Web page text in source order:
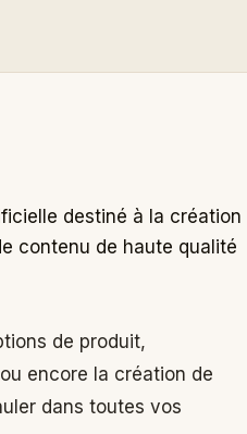
destiné à la création
contenu de haute qualité
de produit,
encore la création de
dans toutes vos